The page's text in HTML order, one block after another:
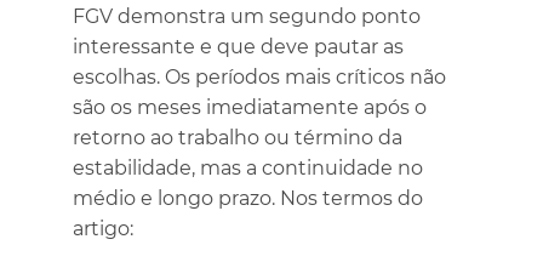
FGV demonstra um segundo ponto
interessante e que deve pautar as
escolhas. Os períodos mais críticos não
são os meses imediatamente após o
retorno ao trabalho ou término da
estabilidade, mas a continuidade no
médio e longo prazo. Nos termos do
artigo: